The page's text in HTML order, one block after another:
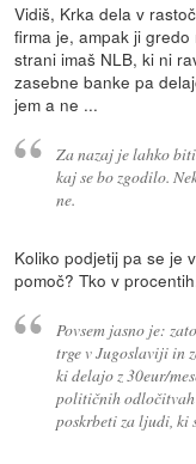
Vidiš, Krka dela v
firma je, ampak ji
strani imaš NLB, ki ni
zasebne banke pa
jem a ne ...
Za nazaj je lahko
kaj se bo zgodilo.
ne.
Koliko podjetij pa se je
pomoč? Tko v
Povsem jasno je:
trge v Jugoslaviji in
ki delajo z 30eur/
političnih
poskrbeti za ljudi, ki